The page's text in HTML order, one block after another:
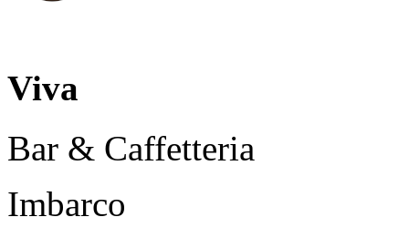
Viva
Bar & Caffetteria
Imbarco